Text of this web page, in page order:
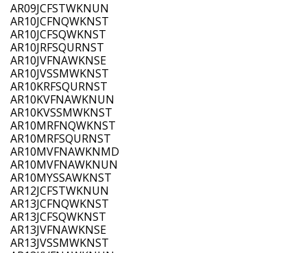
AR09JCFSTWKNUN
AR10JCFNQWKNST
AR10JCFSQWKNST
AR10JRFSQURNST
AR10JVFNAWKNSE
AR10JVSSMWKNST
AR10KRFSQURNST
AR10KVFNAWKNUN
AR10KVSSMWKNST
AR10MRFNQWKNST
AR10MRFSQURNST
AR10MVFNAWKNMD
AR10MVFNAWKNUN
AR10MYSSAWKNST
AR12JCFSTWKNUN
AR13JCFNQWKNST
AR13JCFSQWKNST
AR13JVFNAWKNSE
AR13JVSSMWKNST